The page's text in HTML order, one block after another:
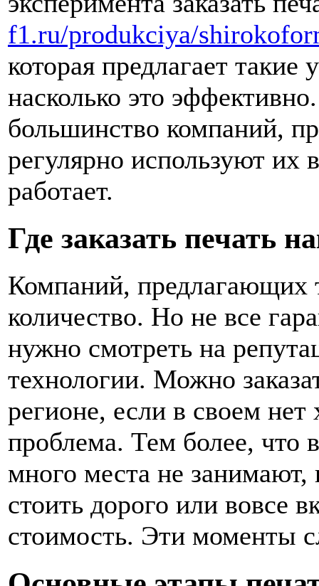
f1.ru/produkciya/
которая предлагает
насколько это
большинство компаний,
регулярно используют их
работает.
Где заказать печать
Компаний, предлагающих
количество. Но не все
нужно смотреть на
технологии. Можно
регионе, если в своем
проблема. Тем более, что
много места не занимают,
стоить дорого или вовсе
стоимость. Эти моменты